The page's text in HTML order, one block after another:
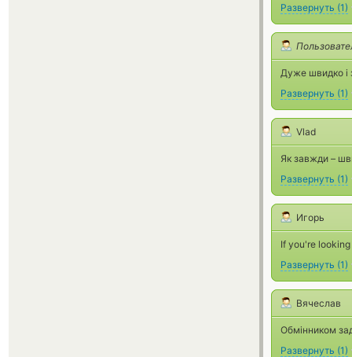
Развернуть (1)
Дуже швидко і
Развернуть (1)
Vlad
Як завжди –
Развернуть (1)
Игорь
If you're
Развернуть (1)
Вячеслав
Обмінником
Развернуть (1)